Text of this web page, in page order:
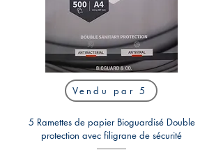
Vendu par 5
5 Ramettes de papier Bioguardisé Double
protection avec filigrane de sécurité